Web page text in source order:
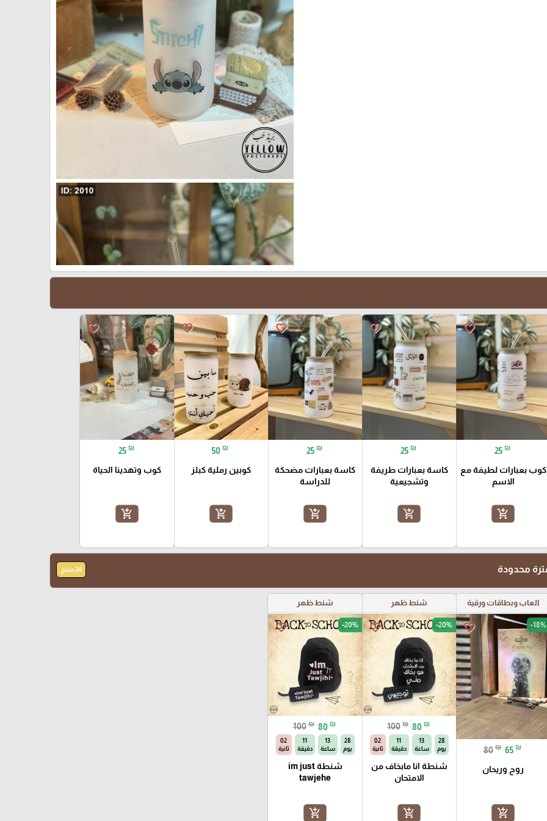
favorite_border
25 ₪
كوب بعبارات لطيفة مع
الاسم
add_shopping_cart
favorite_border
25 ₪
كاسة بعبارات طريفة
وتشجيعية
add_shopping_cart
favorite_border
25 ₪
كاسة بعبارات مضحكة
للدراسة
add_shopping_cart
favorite_border
50 ₪
كوبين رملية كبلز
add_shopping_cart
favorite_border
25 ₪
كوب وتهدينا الحياة
add_shopping_cart
محدودة 24 منتج
العاب وبطاقات ورقية
favorite_border -18%
80 ₪ 65 ₪
روح وريحان
add_shopping_cart
شنط ظهر
favorite_border -20%
100 ₪ 80 ₪
28
يوم
13
ساعة
11
دقيقة
01
ثانية
شنطة انا مابخاف من
الامتحان
add_shopping_cart
شنط ظهر
favorite_border -20%
100 ₪ 80 ₪
28
يوم
13
ساعة
11
دقيقة
01
ثانية
شنطة im just
tawjehe
add_shopping_cart